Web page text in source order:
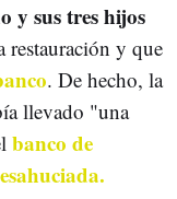
y sus tres hijos
restauración y que
. De hecho, la
llevado "una
banco de